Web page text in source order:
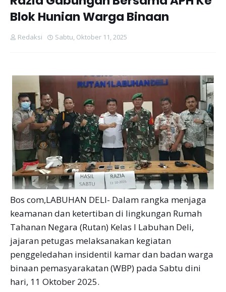
Blok Hunian Warga Binaan
Redaksi Sabtu, Oktober 11, 2025
Bos com,LABUHAN DELI- Dalam rangka menjaga
keamanan dan ketertiban di lingkungan Rumah
Tahanan Negara (Rutan) Kelas I Labuhan Deli,
jajaran petugas melaksanakan kegiatan
penggeledahan insidentil kamar dan badan warga
binaan pemasyarakatan (WBP) pada Sabtu dini
hari, 11 Oktober 2025.